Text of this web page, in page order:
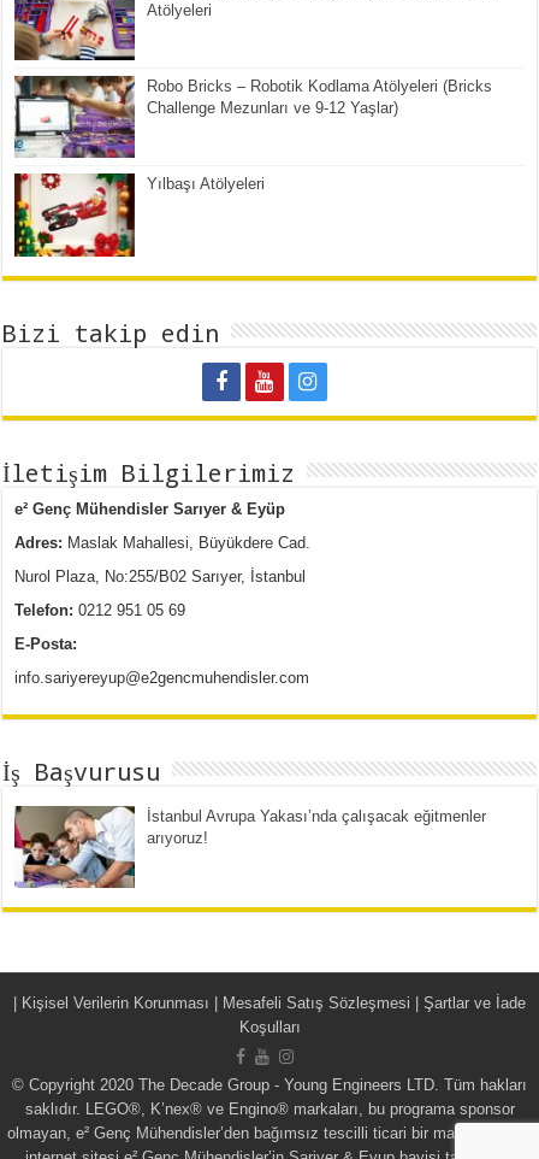
Atölyeleri
Robo Bricks – Robotik Kodlama Atölyeleri (Bricks
Challenge Mezunları ve 9-12 Yaşlar)
Yılbaşı Atölyeleri
Bizi takip edin
İletişim Bilgilerimiz
e² Genç Mühendisler Sarıyer & Eyüp
Adres: Maslak Mahallesi, Büyükdere Cad.
Nurol Plaza, No:255/B02 Sarıyer, İstanbul
Telefon:0212 951 05 69
E-Posta:
info.sariyereyup@e2gencmuhendisler.com
İş Başvurusu
İstanbul Avrupa Yakası’nda çalışacak eğitmenler
arıyoruz!
| Kişisel Verilerin Korunması | Mesafeli Satış Sözleşmesi | Şartlar ve İade
Koşulları
© Copyright 2020 The Decade Group - Young Engineers LTD. Tüm hakları
saklıdır. LEGO®, K’nex® ve Engino® markaları, bu programa sponsor
olmayan, e² Genç Mühendisler’den bağımsız tescilli ticari bir markadır. • Bu